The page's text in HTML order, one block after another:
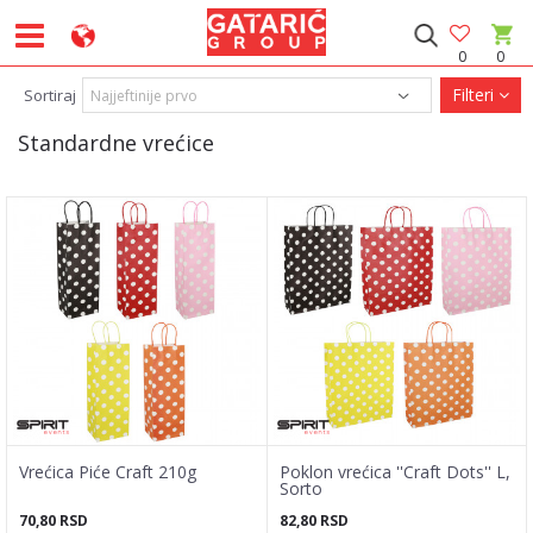
0
0
Standardne vrećice
Sortiraj Filteri
Vrećica Piće Craft 210g
70,80 RSD
Poklon vrećica ''Craft Dots'' L,
Sorto
82,80 RSD